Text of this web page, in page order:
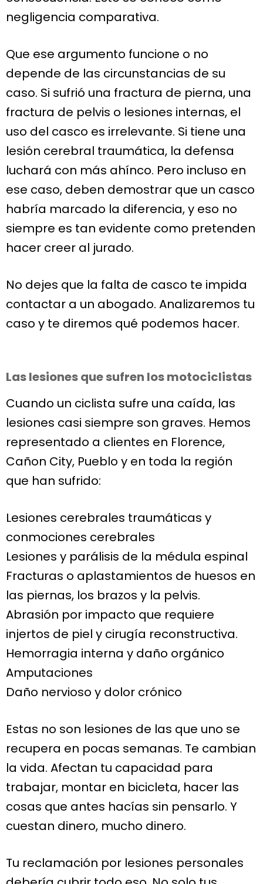
negligencia comparativa.
Que ese argumento funcione o no
depende de las circunstancias de su
caso. Si sufrió una fractura de pierna, una
fractura de pelvis o lesiones internas, el
uso del casco es irrelevante. Si tiene una
lesión cerebral traumática, la defensa
luchará con más ahínco. Pero incluso en
ese caso, deben demostrar que un casco
habría marcado la diferencia, y eso no
siempre es tan evidente como pretenden
hacer creer al jurado.
No dejes que la falta de casco te impida
contactar a un abogado. Analizaremos tu
caso y te diremos qué podemos hacer.
Las lesiones que sufren los motociclistas
Cuando un ciclista sufre una caída, las
lesiones casi siempre son graves. Hemos
representado a clientes en Florence,
Cañon City, Pueblo y en toda la región
que han sufrido:
Lesiones cerebrales traumáticas y
conmociones cerebrales
Lesiones y parálisis de la médula espinal
Fracturas o aplastamientos de huesos en
las piernas, los brazos y la pelvis.
Abrasión por impacto que requiere
injertos de piel y cirugía reconstructiva.
Hemorragia interna y daño orgánico
Amputaciones
Daño nervioso y dolor crónico
Estas no son lesiones de las que uno se
recupera en pocas semanas. Te cambian
la vida. Afectan tu capacidad para
trabajar, montar en bicicleta, hacer las
cosas que antes hacías sin pensarlo. Y
cuestan dinero, mucho dinero.
Tu reclamación por lesiones personales